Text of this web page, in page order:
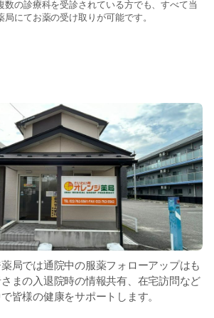
数の診療科を受診されている方でも、すべて当
局にてお薬の受け取りが可能です。
局では通院中の服薬フォローアップはも
まの入退院時の情報共有、在宅訪問など
皆様の健康をサポートします。